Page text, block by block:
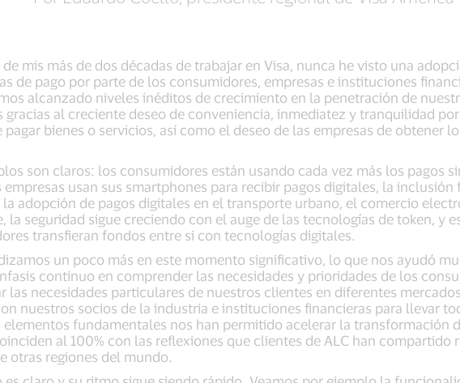
mis más de dos décadas de trabajar en Visa, nunca he visto una
de pago por parte de los consumidores, empresas e instituciones
alcanzado niveles inéditos de crecimiento en la penetración de
gracias al creciente deseo de conveniencia, inmediatez y tranquilidad
pagar bienes o servicios, así como el deseo de las empresas de obtener
son claros: los consumidores están usando cada vez más los pagos
empresas usan sus smartphones para recibir pagos digitales, la
adopción de pagos digitales en el transporte urbano, el comercio
la seguridad sigue creciendo con el auge de las tecnologías de token, y
transfieran fondos entre si con tecnologías digitales.
un poco más en este momento significativo, lo que nos ayudó
continuo en comprender las necesidades y prioridades de los
las necesidades particulares de nuestros clientes en diferentes
nuestros socios de la industria e instituciones financieras para llevar
elementos fundamentales nos han permitido acelerar la transformación
al 100% con las reflexiones que clientes de ALC han
otras regiones del mundo.